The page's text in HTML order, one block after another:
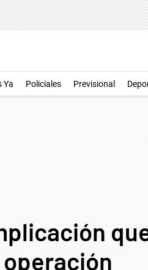
Ya Policiales Previsional